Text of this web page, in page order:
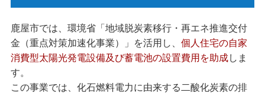
鹿屋市では、環境省「地域脱炭素移行・再エネ推進交付
金（重点対策加速化事業）」を活用し、 個人住宅の自家
消費型太陽光発電設備及び蓄電池の設置費用を助成しま
す。
この事業では、化石燃料電力に由来する二酸化炭素の排